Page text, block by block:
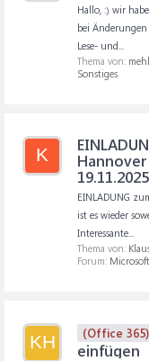
Hallo, :) wir
bei Änderungen
Lese- und...
Thema von:
Sonstiges
K
19.11.2025
EINLADUNG
ist es wieder
Interessante...
Thema von:
Forum:
KH (Office 365)
einfügen